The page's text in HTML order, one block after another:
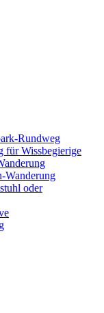
Rundweg
für Wissbegierige
Wanderung
oder